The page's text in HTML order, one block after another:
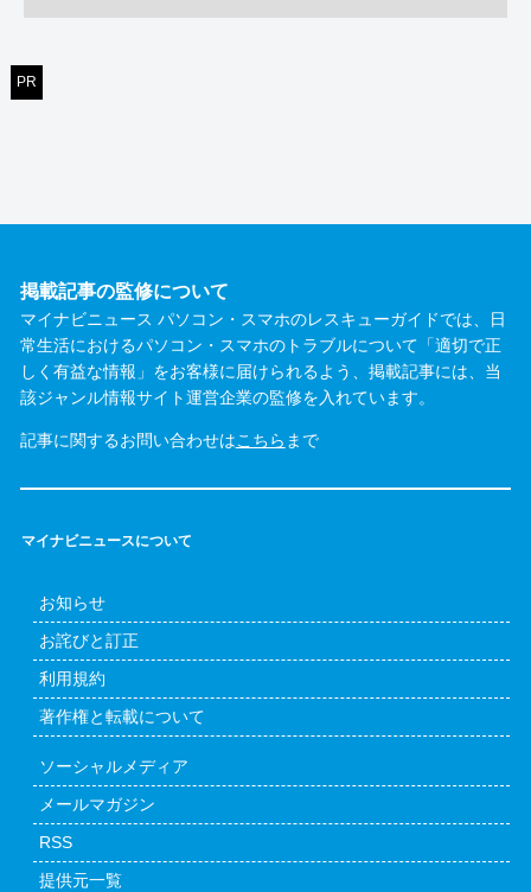
PR
掲載記事の監修について
マイナビニュース パソコン・スマホのレスキューガイドでは、日
常生活におけるパソコン・スマホのトラブルについて「適切で正
しく有益な情報」をお客様に届けられるよう、掲載記事には、当
該ジャンル情報サイト運営企業の監修を入れています。
記事に関するお問い合わせはこちら まで
マイナビニュースについて
お知らせ
お詫びと訂正
利用規約
著作権と転載について
ソーシャルメディア
メールマガジン
RSS
提供元一覧